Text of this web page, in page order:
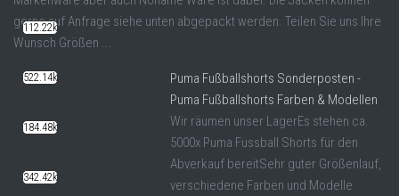
gerne auf Anfrage siehe unten abgepackt werden. Teilen Sie uns Ihre
Wunsch Größen ...
Puma Fußballshorts Sonderposten -
Puma Fußballshorts Farben & Modellen
Wir räumen unser LagerEs stehen ca.
5000x Puma Fussball Shorts für den
Abverkauf bereitSehr guter Größenlauf,
verschiedene Farben und Modelle
112.22k
522.14k
184.48k
342.42k